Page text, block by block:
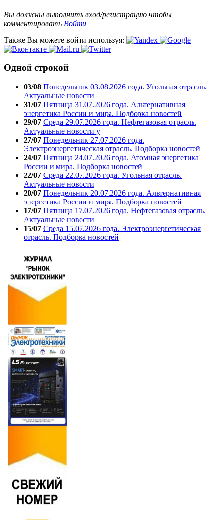
Вы должны выполнить вход/регистрацию чтобы
комментировать Войти
Также Вы можете войти используя:
Одной строкой
03/08 Понедельник 03.08.2026 года. Угольная отрасль.
Актуальные новости
31/07 Пятница 31.07.2026 года. Альтернативная
энергетика России и мира. Подборка новостей
29/07 Среда 29.07.2026 года. Нефтегазовая отрасль.
Актуальные новости у
27/07 Понедельник 27.07.2026 года.
Электроэнергетическая отрасль. Подборка новостей
24/07 Пятница 24.07.2026 года. Атомная энергетика
России и мира. Подборка новостей
22/07 Среда 22.07.2026 года. Угольная отрасль.
Актуальные новости
20/07 Понедельник 20.07.2026 года. Альтернативная
энергетика России и мира. Подборка новостей
17/07 Пятница 17.07.2026 года. Нефтегазовая отрасль.
Актуальные новости
15/07 Среда 15.07.2026 года. Электроэнергетическая
отрасль. Подборка новостей